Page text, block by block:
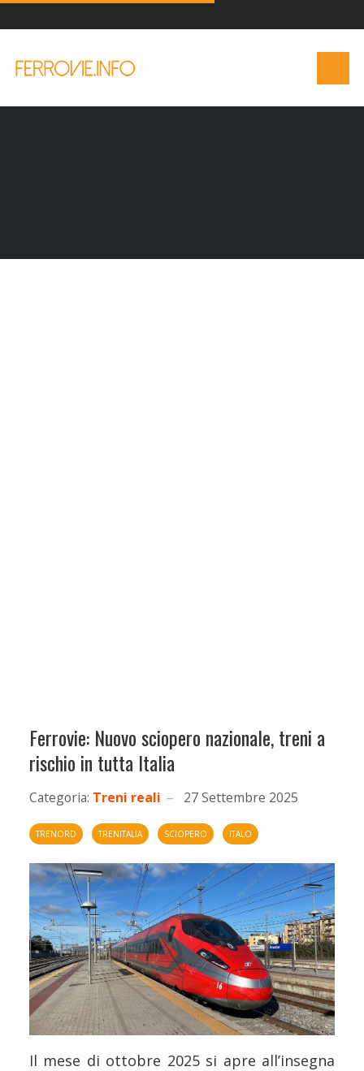
Ferrovie: Nuovo sciopero nazionale, treni a
rischio in tutta Italia
Categoria: Treni reali 27 Settembre 2025
TRENORD TRENITALIA SCIOPERO ITALO
Il mese di ottobre 2025 si apre all’insegna